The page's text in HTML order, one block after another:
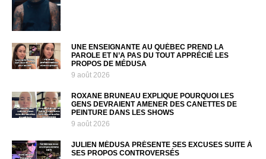
UNE ENSEIGNANTE AU QUÉBEC PREND LA
PAROLE ET N’A PAS DU TOUT APPRÉCIÉ LES
PROPOS DE MÉDUSA
9 août 2026
ROXANE BRUNEAU EXPLIQUE POURQUOI LES
GENS DEVRAIENT AMENER DES CANETTES DE
PEINTURE DANS LES SHOWS
9 août 2026
JULIEN MÉDUSA PRÉSENTE SES EXCUSES SUITE À
SES PROPOS CONTROVERSÉS